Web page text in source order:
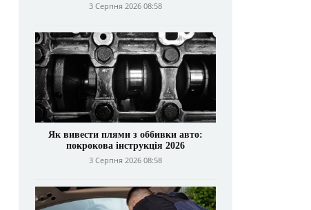
3 Серпня 2026 08:58
Як вивести плями з оббивки авто:
покрокова інструкція 2026
3 Серпня 2026 08:58